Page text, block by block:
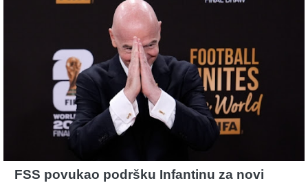
FSS povukao podršku Infantinu za novi